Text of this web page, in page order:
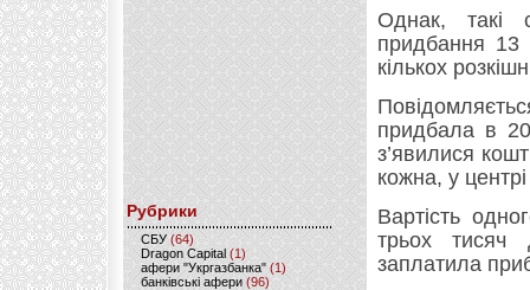
Рубрики
CБУ (64)
Dragon Capital (1)
афери "Укргазбанка" (1)
банківські афери (96)
Однак, такі
придбання 13
кількох
придбала в
з’явилися
кожна, у
Вартість
трьох тисяч
заплатила